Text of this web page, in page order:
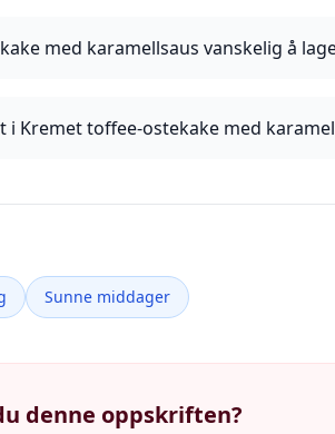
med karamellsaus vanskelig å
Kremet toffee-ostekake med
Sunne middager
denne oppskriften?